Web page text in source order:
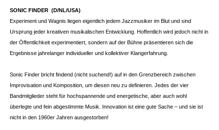
SONIC FINDER (D/NL/USA)
Experiment und Wagnis liegen eigentlich jedem Jazzmusiker im Blut und sind
Ursprung jeder kreativen musikalischen Entwicklung. Hoffentlich wird jedoch nicht in
der Öffentlichkeit experimentiert, sondern auf der Bühne präsentieren sich die
Ergebnisse jahrelanger individueller und kollektiver Klangerfahrung.
Sonic Finder bricht findend (nicht suchend!) auf in den Grenzbereich zwischen
Improvisation und Komposition, um diesen neu zu definieren. Jedes der vier
Bandmitglieder steht für hochspannende und energetische, aber auch wohl
überlegte und fein abgestimmte Musik. Innovation ist eine gute Sache – und sie ist
nicht in den 1960er Jahren ausgestorben!